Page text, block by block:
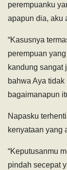
perempuanku
apapun dia, aku
“Kasusnya
perempuan
kandung sangat
bahwa Aya
bagaimanapun
Napasku
kenyataan yang
“Keputusanmu
pindah secepat